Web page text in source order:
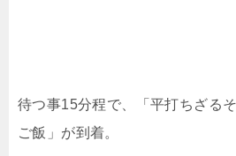
待つ事15分程で、「平打ちざる
ご飯」が到着。